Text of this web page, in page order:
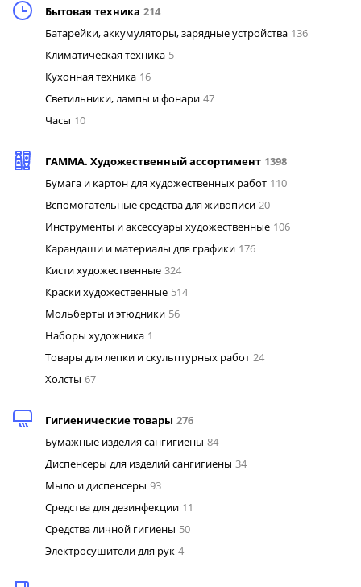
Бытовая техника 214
Батарейки, аккумуляторы, зарядные устройства 136
Климатическая техника 5
Кухонная техника 16
Светильники, лампы и фонари 47
Часы 10
ГАММА. Художественный ассортимент 1398
Бумага и картон для художественных работ 110
Вспомогательные средства для живописи 20
Инструменты и аксессуары художественные 106
Карандаши и материалы для графики 176
Кисти художественные 324
Краски художественные 514
Мольберты и этюдники 56
Наборы художника 1
Товары для лепки и скульптурных работ 24
Холсты 67
Гигиенические товары 276
Бумажные изделия сангигиены 84
Диспенсеры для изделий сангигиены 34
Мыло и диспенсеры 93
Средства для дезинфекции 11
Средства личной гигиены 50
Электросушители для рук 4